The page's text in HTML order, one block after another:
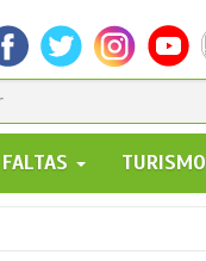
TURISMO